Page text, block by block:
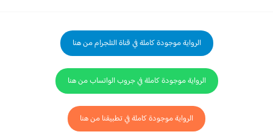
الرواية موجودة كاملة في قناة التلجرام من هنا
الرواية موجودة كاملة في جروب الواتساب من هنا
الرواية موجودة كاملة في تطبيقنا من هنا